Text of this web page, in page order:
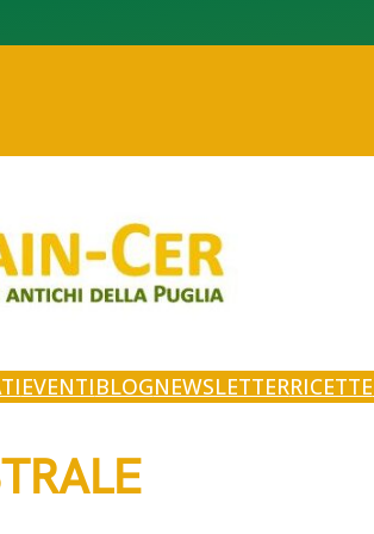
EVENTIBLOGNEWSLETTERRICETTE